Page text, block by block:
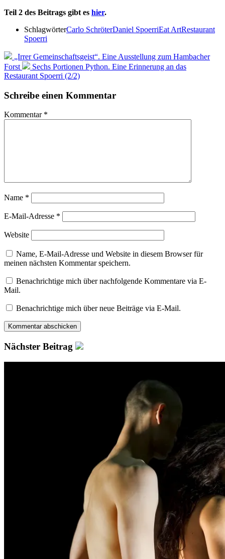
Teil 2 des Beitrags gibt es hier.
SchlagwörterCarlo SchröterDaniel SpoerriEat ArtRestaurant
Spoerri
„Irrer Gemeinschaftsgeist“. Eine Ausstellung zum Hambacher
Forst
Sechs Portionen Python. Eine Erinnerung an das
Restaurant Spoerri (2/2)
Schreibe einen Kommentar
Kommentar *
Name *
E-Mail-Adresse *
Website
Name, E-Mail-Adresse und Website in diesem Browser für
meinen nächsten Kommentar speichern.
Benachrichtige mich über nachfolgende Kommentare via E-
Mail.
Benachrichtige mich über neue Beiträge via E-Mail.
Nächster Beitrag